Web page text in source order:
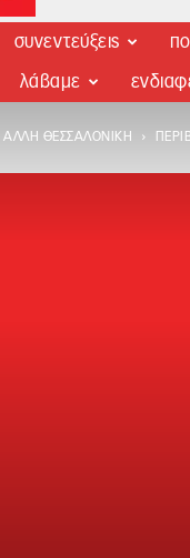
συνεντεύξεις
λάβαμε
ΆΛΛΗ ΘΕΣΣΑΛΟΝΊΚΗ